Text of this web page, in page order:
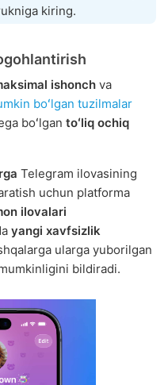
kiring.
ishonch va
boʻlgan tuzilmalar
boʻlgan toʻliq ochiq
Telegram ilovasining
uchun platforma
ilovalari
yangi xavfsizlik
ularga yuborilgan
bildiradi.